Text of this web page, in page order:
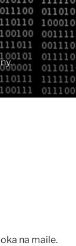
na maile.